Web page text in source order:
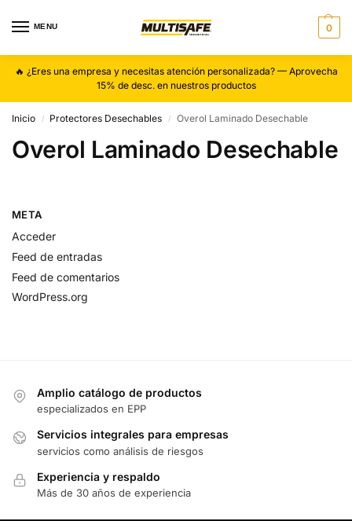
MENU 0
🔥 ¿Eres una empresa y necesitas atención personalizada? — Aprovecha
15% de desc. en nuestros productos
Inicio / Protectores Desechables / Overol Laminado Desechable
Overol Laminado Desechable
META
Acceder
Feed de entradas
Feed de comentarios
WordPress.org
Amplio catálogo de productos
especializados en EPP
Servicios integrales para empresas
servicios como análisis de riesgos
Experiencia y respaldo
Más de 30 años de experiencia